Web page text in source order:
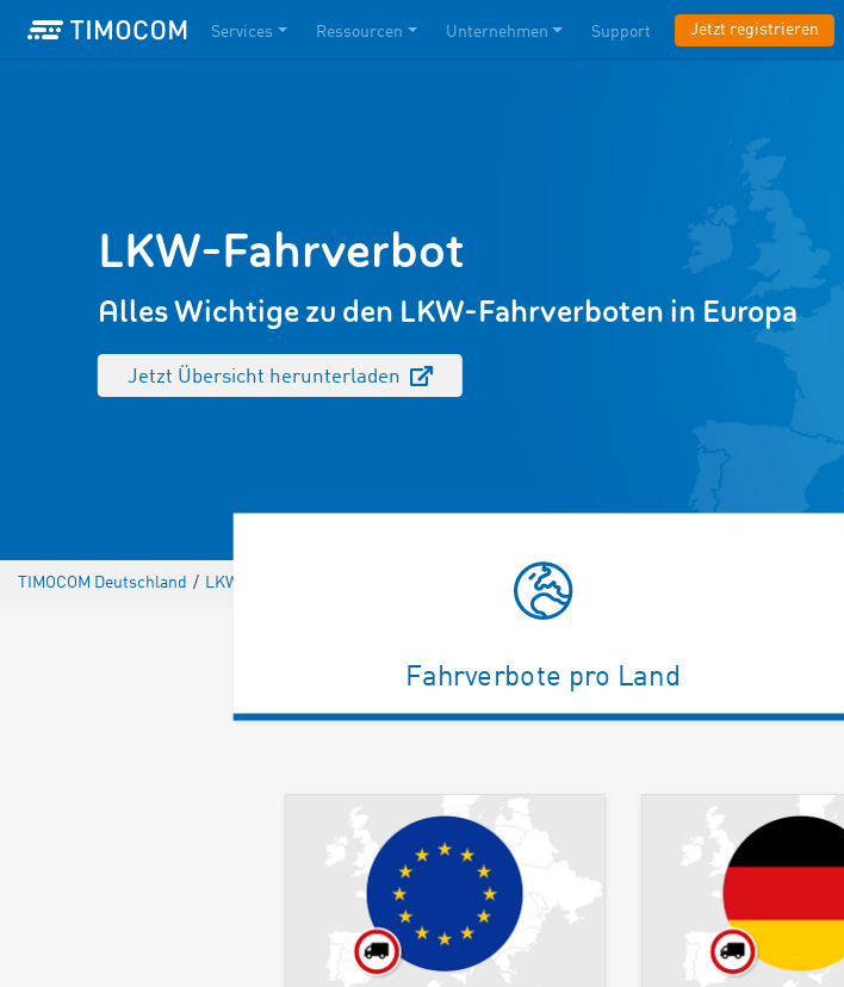
Services Ressourcen Unternehmen Support Jetzt registrieren
LKW-Fahrverbot
Alles Wichtige zu den LKW-Fahrverboten in Europa
Jetzt Übersicht herunterladen
TIMOCOM Deutschland / LKW Fahrverbot
Fahrverbote pro Land